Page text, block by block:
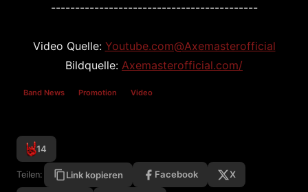
-------------------------------------------
Video Quelle: Youtube.com@Axemasterofficial
Bildquelle: Axemasterofficial.com/
Band News Promotion Video
14
Teilen: Link kopieren Facebook X